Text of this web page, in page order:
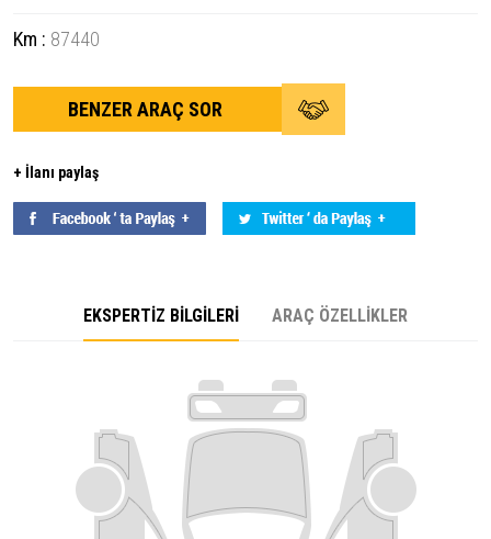
Km : 87440
BENZER ARAÇ SOR
+ İlanı paylaş
EKSPERTİZ BİLGİLERİ ARAÇ ÖZELLİKLER